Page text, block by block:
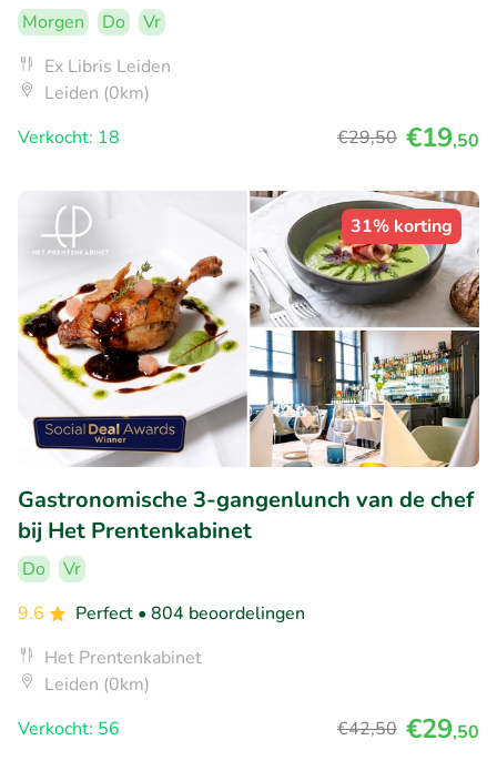
Morgen Do
Vr
Ex Libris Leiden
Leiden (0km)
Verkocht: 18
€29,50 €19,50
31% korting
Gastronomische 3-gangenlunch van de chef
bij Het Prentenkabinet
Do
Vr
9.6
Perfect • 804 beoordelingen
Het Prentenkabinet
Leiden (0km)
Verkocht: 56
€42,50 €29,50